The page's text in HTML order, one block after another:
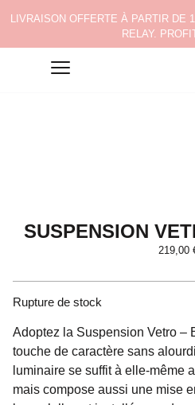
LIVRAISON OFFERTE À PARTIR DE
RELAY.
SUSPENSION
219,00
Rupture de stock
Adoptez la Suspension Vetro –
touche de caractère sans
luminaire se suffit à elle-même
mais compose aussi une mise